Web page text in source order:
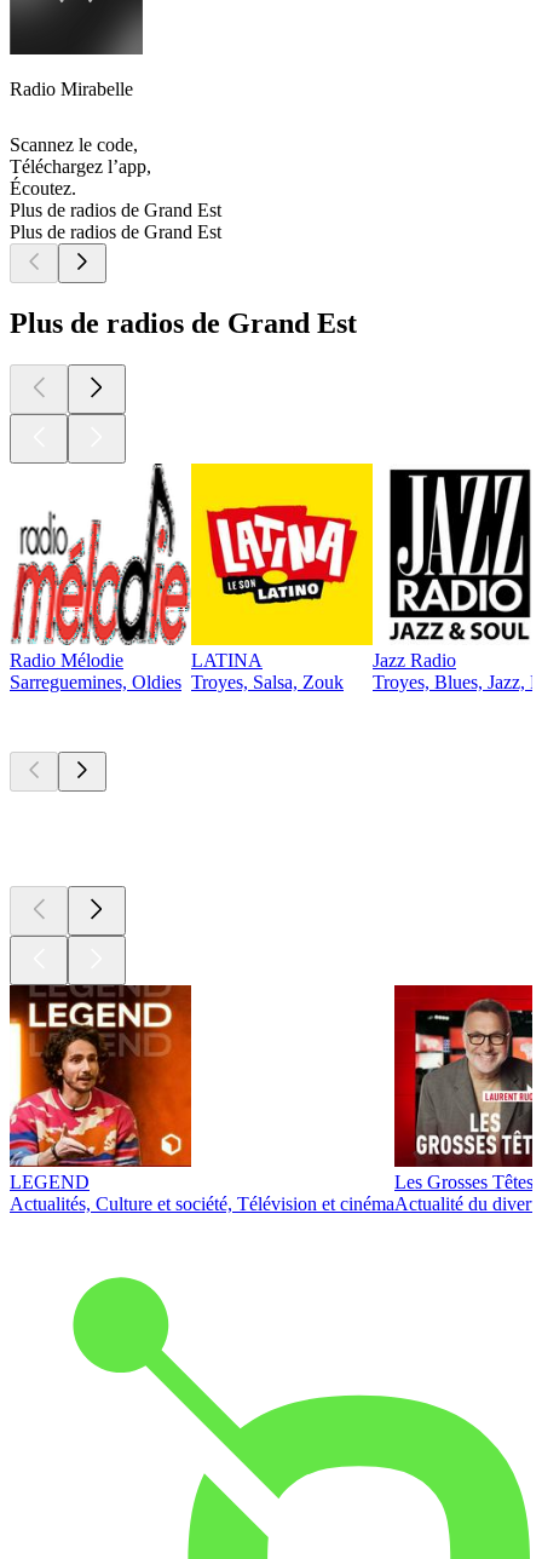
Radio Mirabelle
Scannez le code,
Téléchargez l’app,
Écoutez.
Plus de radios de Grand Est
Plus de radios de Grand Est
Plus de radios de Grand Est
Radio Mélodie
Sarreguemines, Oldies
LATINA
Troyes, Salsa, Zouk
Jazz Radio
Troyes, Blues, Jazz,
LEGEND
Actualités, Culture et société, Télévision et cinéma
Les Grosses Têtes
Actualité du